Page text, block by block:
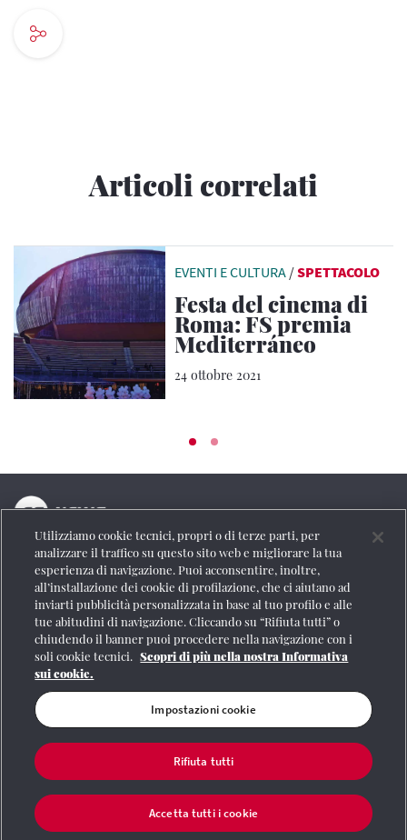
Articoli correlati
EVENTI E CULTURA /SPETTACOLO
Festa del cinema di
Roma: FS premia
Mediterráneo
24 ottobre 2021
La testata online del Gruppo FS Italiane
Social
Se vuoi contattarci o avere altre informazioni
CONTATTI
Registrazione Tribunale di Roma n° 204/2009
| |Credits | Protezione dei dati personali
Partita
Iva 06359501001
Utilizziamo cookie tecnici, propri o di terze parti, per
analizzare il traffico su questo sito web e migliorare la tua
esperienza di navigazione. Puoi acconsentire, inoltre,
all’installazione dei cookie di profilazione, che ci aiutano ad
inviarti pubblicità personalizzata in base al tuo profilo e alle
tue abitudini di navigazione. Cliccando su “Rifiuta tutti” o
chiudendo il banner puoi procedere nella navigazione con i
soli cookie tecnici. Scopri di più nella nostra Informativa
sui cookie.
Impostazioni cookie
Rifiuta tutti
Accetta tutti i cookie